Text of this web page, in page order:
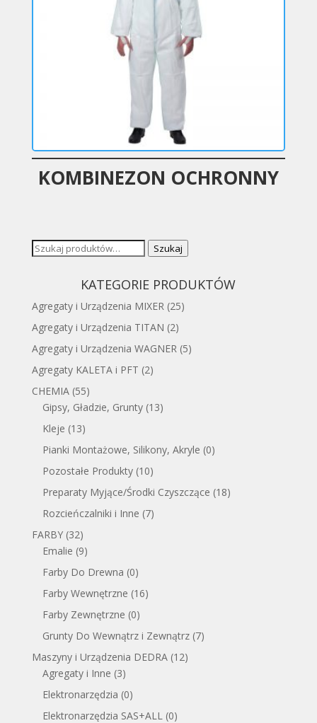
KOMBINEZON OCHRONNY
Szukaj: Szukaj
KATEGORIE PRODUKTÓW
Agregaty i Urządzenia MIXER (25)
Agregaty i Urządzenia TITAN (2)
Agregaty i Urządzenia WAGNER (5)
Agregaty KALETA i PFT (2)
CHEMIA (55)
Gipsy, Gładzie, Grunty (13)
Kleje (13)
Pianki Montażowe, Silikony, Akryle (0)
Pozostałe Produkty (10)
Preparaty Myjące/Środki Czyszczące (18)
Rozcieńczalniki i Inne (7)
FARBY (32)
Emalie (9)
Farby Do Drewna (0)
Farby Wewnętrzne (16)
Farby Zewnętrzne (0)
Grunty Do Wewnątrz i Zewnątrz (7)
Maszyny i Urządzenia DEDRA (12)
Agregaty i Inne (3)
Elektronarzędzia (0)
Elektronarzędzia SAS+ALL (0)